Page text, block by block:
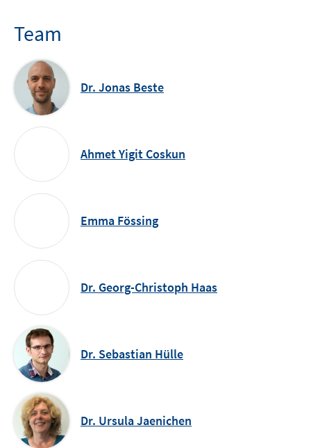
Team
Dr. Jonas Beste
Ahmet Yigit Coskun
Emma Fössing
Dr. Georg-Christoph Haas
Dr. Sebastian Hülle
Dr. Ursula Jaenichen